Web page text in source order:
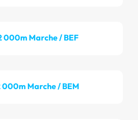
000m Marche / BEF
000m Marche / BEM